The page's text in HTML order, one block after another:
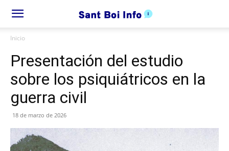
Inicio
Presentación del estudio
sobre los psiquiátricos en la
guerra civil
18 de marzo de 2026